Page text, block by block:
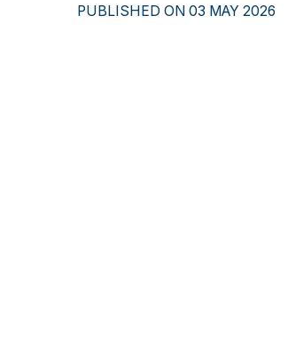
PUBLISHED ON 03 MAY 2026